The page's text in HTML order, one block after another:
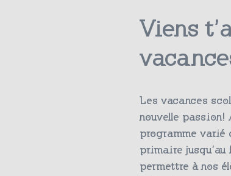
Viens
Les vacances
nouvelle passion!
programme varié
primaire
permettre à nos